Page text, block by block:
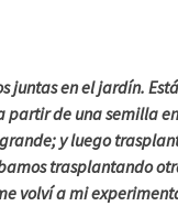
juntas en el jardín.
partir de una semilla
y luego
trasplantando
volví a mi